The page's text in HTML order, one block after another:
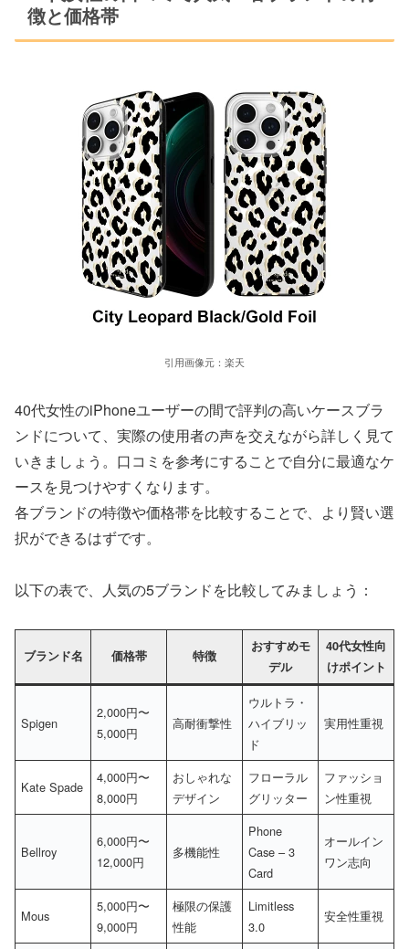
徴と価格帯
引用画像元：楽天
40代女性のiPhoneユーザーの間で評判の高いケースブラ
ンドについて、実際の使用者の声を交えながら詳しく見て
いきましょう。口コミを参考にすることで自分に最適なケ
ースを見つけやすくなります。
各ブランドの特徴や価格帯を比較することで、より賢い選
択ができるはずです。
以下の表で、人気の5ブランドを比較してみましょう：
ブランド名 価格帯 特徴
おすすめモ
デル
40代女性向
けポイント
Spigen
2,000円〜
5,000円
高耐衝撃性
ウルトラ・
ハイブリッ
ド
実用性重視
Kate Spade
4,000円〜
8,000円
おしゃれな
デザイン
フローラル
グリッター
ファッショ
ン性重視
Bellroy
6,000円〜
12,000円
多機能性
Phone
Case – 3
Card
オールイン
ワン志向
Mous
5,000円〜
9,000円
極限の保護
性能
Limitless
3.0
安全性重視